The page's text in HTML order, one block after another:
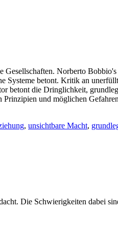
Gesellschaften. Norberto
betont. Kritik an
betont die Dringlichkeit,
und möglichen
, unsichtbare Macht,
Die Schwierigkeiten dabei